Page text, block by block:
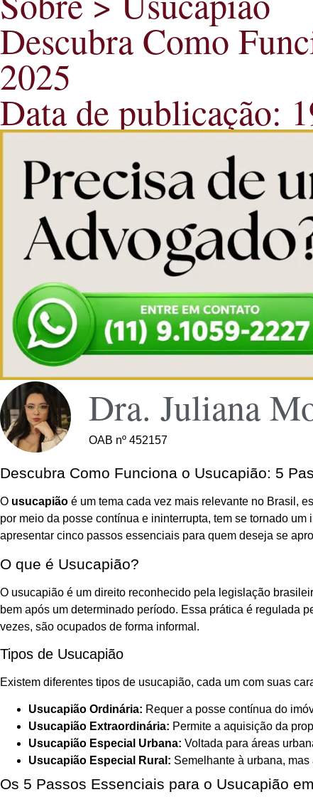
Descubra Como
2025
Data de publicação:
Dra. Juliana
OAB nº 452157
Descubra Como Funciona o Usucapião: 5
O usucapião é um tema cada vez mais relevante no Brasil,
por meio da posse contínua e ininterrupta, tem se tornado
apresentar cinco passos essenciais para quem deseja se
O que é Usucapião?
O usucapião é um direito reconhecido pela legislação
bem após um determinado período. Essa prática é regulada
vezes, são ocupados de forma informal.
Tipos de Usucapião
Existem diferentes tipos de usucapião, cada um com suas
Usucapião Ordinária: Requer a posse contínua do
Usucapião Extraordinária: Permite a aquisição da
Usucapião Especial Urbana: Voltada para áreas
Usucapião Especial Rural: Semelhante à urbana,
Os 5 Passos Essenciais para o Usucapião